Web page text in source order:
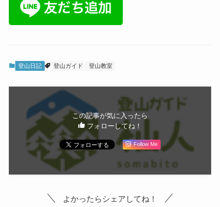
登山日記 登山ガイド 登山教室
この記事が気に入ったら
フォローしてね！
Follow Me
よかったらシェアしてね！